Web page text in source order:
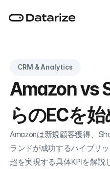
CRM & Analytics
Amazon vs
らのECを
Amazonは新規顧客獲得、
ランドが成功するハイブリ
超を実現する具体KPIを解説